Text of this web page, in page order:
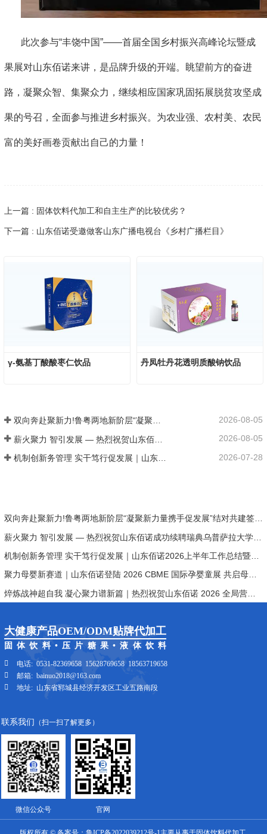
此次参与“丰饶中国”——首届全国乡村振兴高峰论坛暨成
果展对山东佰诺来讲，是品牌升级的开端。眺望前方的奋进
路，凝聚众智、集聚众力，继续相应国家巩固拓展脱贫攻坚成
果的号召，全面参与推进乡村振兴。为农业强、农村美、农民
富的美好画卷贡献出自己的力量！
上一篇 : 固体饮料代加工和自主生产的比较优劣？
下一篇 : 山东佰诺受邀做客山东广播电视台《乡村广播栏目》
γ-氨基丁酸酸枣仁饮品 丹凤牡丹花透明质酸钠饮品
双向奔赴聚新力!鲁粤两地新阶层“凝聚新力量携手促发展”结对共建签约仪式在山东佰诺隆重举行 2026-08-05
2026-08-05
2026-07-28
双向奔赴聚新力!鲁粤两地新阶层“凝聚新力量携手促发展”结对共建签约仪式在山东佰诺隆重举行
聚力母婴新赛道｜山东佰诺登陆 2026 CBME 国际孕婴童展 共启母婴营养新机遇
大健康产品OEM/ODM贴牌代加工
固体饮料•压片糖果•液体饮料
电话: 0531-82369658 15628769658 18563719658
邮箱: bainuo2018@163.com
地址: 山东省郓城县经济开发区工业五路南段
联系我们 （扫一扫了解更多）
微信公众号 官网